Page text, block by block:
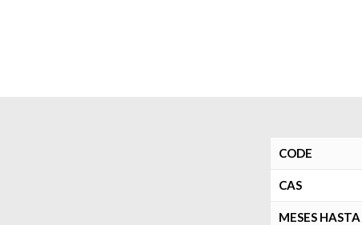
CODE
CAS
MESES